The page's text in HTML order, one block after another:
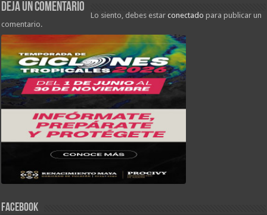
Deja un comentario
Lo siento, debes estarconectado para publicar un
comentario.
FACEBOOK